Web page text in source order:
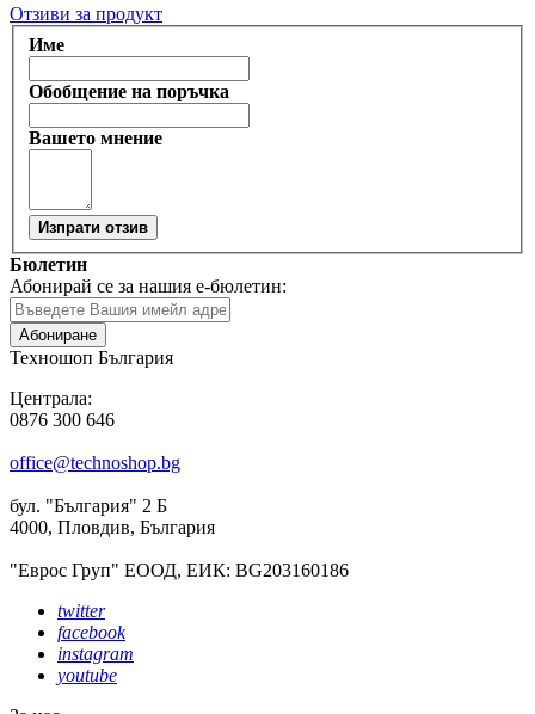
Отзиви за продукт
Име
Обобщение на поръчка
Вашето мнение
Изпрати отзив
Бюлетин
Абонирай се за нашия е-бюлетин:
Абониране
Техношоп България
Централа:
0876 300 646
office@technoshop.bg
бул. "България" 2 Б
4000, Пловдив, България
"Еврос Груп" ЕООД, ЕИК: BG203160186
twitter
facebook
instagram
youtube